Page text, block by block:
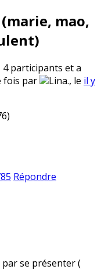
mao,
participants et a
fois par
Lina., le il y
Répondre
se présenter (